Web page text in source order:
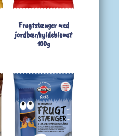
Frugtstænger med
jordbær/hyldeblomst
100g